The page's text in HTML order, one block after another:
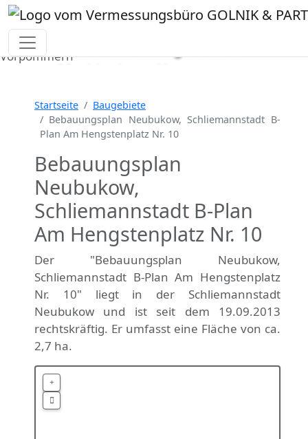
Lageplan▪Absteckung
Gebäudeeinmessung
Grenzfeststellung▪Amtliche Auskünfte und
Vorheriges Bild
Startseite
Baugebiete
Bebauungsplan Neubukow, Schliemannstadt B-
Plan Am Hengstenplatz Nr. 10
Bebauungsplan
Neubukow,
Schliemannstadt B-Plan
Am Hengstenplatz Nr. 10
Der "Bebauungsplan Neubukow,
Schliemannstadt B-Plan Am Hengstenplatz
Nr. 10" liegt in der Schliemannstadt
Neubukow und ist seit dem 19.09.2013
rechtskräftig. Er umfasst eine Fläche von ca.
2,7 ha.